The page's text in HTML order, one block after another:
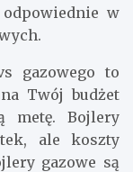
w
gazowego to
Twój budżet
metę. Bojlery
ale koszty
gazowe są